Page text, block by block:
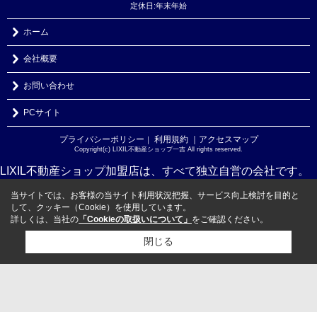
定休日:年末年始
ホーム
会社概要
お問い合わせ
PCサイト
プライバシーポリシー ｜ 利用規約 ｜アクセスマップ
Copyright(c) LIXIL不動産ショップ一吉 All rights reserved.
LIXIL不動産ショップ加盟店は、すべて独立自営の会社です。
当サイトでは、お客様の当サイト利用状況把握、サービス向上検討を目的と
して、クッキー（Cookie）を使用しています。
詳しくは、当社の 「Cookieの取扱いについて」 をご確認ください。
閉じる